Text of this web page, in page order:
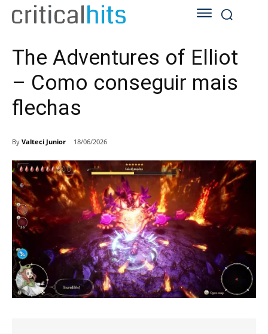
The Adventures of Elliot
– Como conseguir mais
flechas
By Valteci Junior 18/06/2026